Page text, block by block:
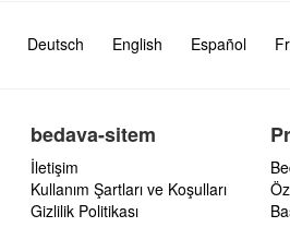
Deutsch English Español
bedava-sitem
İletişim
Kullanım Şartları ve Koşulları
Gizlilik Politikası